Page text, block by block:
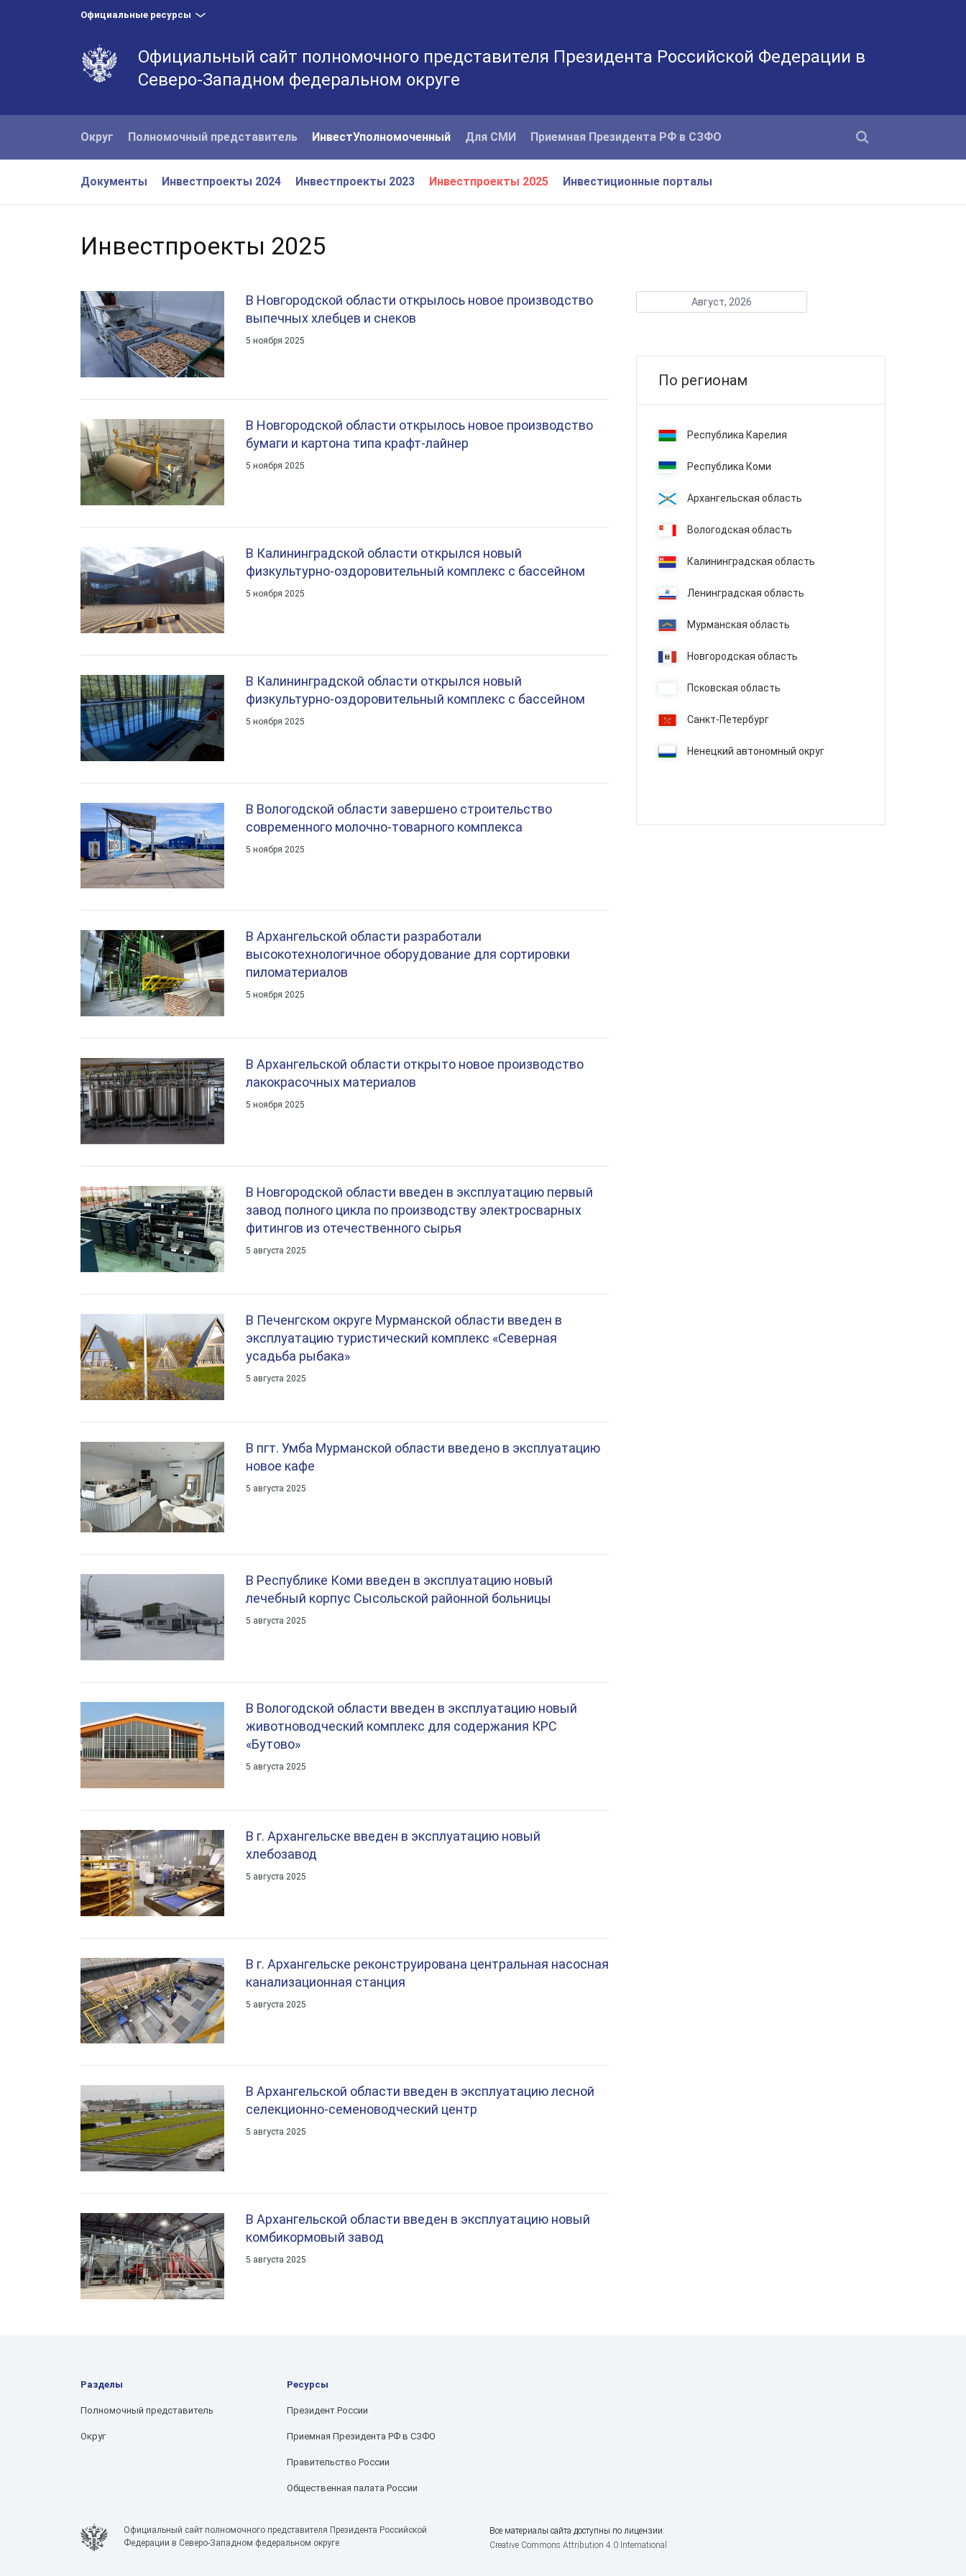
Официальные ресурсы
Официальный сайт полномочного представителя Президента Российской Федерации в
Северо-Западном федеральном округе
Округ Полномочный представитель ИнвестУполномоченный Для СМИ Приемная Президента РФ в СЗФО
Документы Инвестпроекты 2024 Инвестпроекты 2023 Инвестпроекты 2025 Инвестиционные порталы
Инвестпроекты 2025
Август, 2026
По регионам
Республика Карелия
Республика Коми
Архангельская область
Вологодская область
Калининградская область
Ленинградская область
Мурманская область
Новгородская область
Псковская область
Санкт-Петербург
Ненецкий автономный округ
В Новгородской области открылось новое производство
выпечных хлебцев и снеков
5 ноября 2025
В Новгородской области открылось новое производство
бумаги и картона типа крафт-лайнер
5 ноября 2025
В Калининградской области открылся новый
физкультурно-оздоровительный комплекс с бассейном
5 ноября 2025
В Калининградской области открылся новый
физкультурно-оздоровительный комплекс с бассейном
5 ноября 2025
В Вологодской области завершено строительство
современного молочно-товарного комплекса
5 ноября 2025
В Архангельской области разработали
высокотехнологичное оборудование для сортировки
пиломатериалов
5 ноября 2025
В Архангельской области открыто новое производство
лакокрасочных материалов
5 ноября 2025
В Новгородской области введен в эксплуатацию первый
завод полного цикла по производству электросварных
фитингов из отечественного сырья
5 августа 2025
В Печенгском округе Мурманской области введен в
эксплуатацию туристический комплекс «Северная
усадьба рыбака»
5 августа 2025
В пгт. Умба Мурманской области введено в эксплуатацию
новое кафе
5 августа 2025
В Республике Коми введен в эксплуатацию новый
лечебный корпус Сысольской районной больницы
5 августа 2025
В Вологодской области введен в эксплуатацию новый
животноводческий комплекс для содержания КРС
«Бутово»
5 августа 2025
В г. Архангельске введен в эксплуатацию новый
хлебозавод
5 августа 2025
В г. Архангельске реконструирована центральная насосная
канализационная станция
5 августа 2025
В Архангельской области введен в эксплуатацию лесной
селекционно-семеноводческий центр
5 августа 2025
В Архангельской области введен в эксплуатацию новый
комбикормовый завод
5 августа 2025
Разделы
Полномочный представитель
Округ
Ресурсы
Президент России
Приемная Президента РФ в СЗФО
Правительство России
Общественная палата России
Официальный сайт полномочного представителя Президента Российской
Федерации в Северо-Западном федеральном округе
Все материалы сайта доступны по лицензии:
Creative Commons Attribution 4.0 International